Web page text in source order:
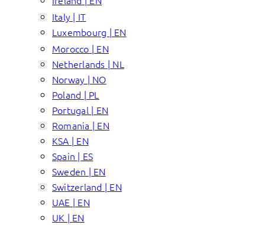
Italy | IT
Luxembourg | EN
Morocco | EN
Netherlands | NL
Norway | NO
Poland | PL
Portugal | EN
Romania | EN
KSA | EN
Spain | ES
Sweden | EN
Switzerland | EN
UAE | EN
UK | EN